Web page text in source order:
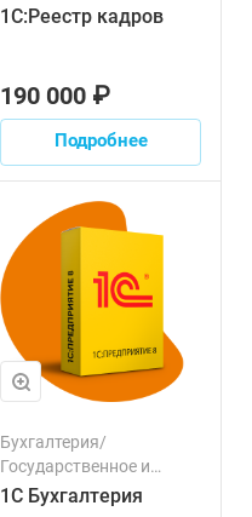
муниципальное
1С:Реестр кадров
190 000 ₽
Подробнее
Бухгалтерия/
Государственное и
муниципальное
1С Бухгалтерия